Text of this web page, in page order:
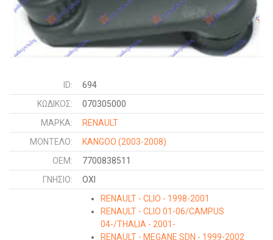
ID:
694
ΚΩΔΙΚΌΣ:
070305000
ΜΑΡΚΑ:
RENAULT
ΜΟΝΤΕΛΟ:
KANGOO (2003-2008)
OEM:
7700838511
ΓΝΉΣΙΟ:
ΟΧΙ
RENAULT - CLIO - 1998-2001
RENAULT - CLIO 01-06/CAMPUS
04-/THALIA - 2001-
RENAULT - MEGANE SDN - 1999-2002